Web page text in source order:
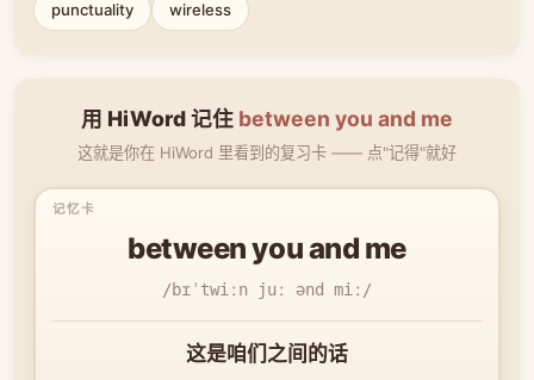
punctuality wireless
用 HiWord 记住 between you and me
这就是你在 HiWord 里看到的复习卡 —— 点"记得"就好
between you and me
/bɪˈtwiːn juː ənd miː/
这是咱们之间的话